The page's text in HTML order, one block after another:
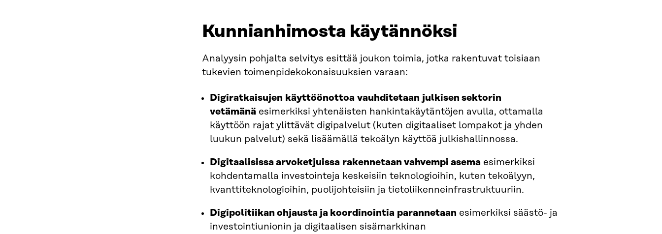
Kunnianhimosta käytännöksi
Analyysin pohjalta selvitys esittää joukon toimia, jotka rakentuvat toisiaan
tukevien toimenpidekokonaisuuksien varaan:
Digiratkaisujen käyttöönottoa vauhditetaan julkisen sektorin
vetämänä esimerkiksi yhtenäisten hankintakäytäntöjen avulla, ottamalla
käyttöön rajat ylittävät digipalvelut (kuten digitaaliset lompakot ja yhden
luukun palvelut) sekä lisäämällä tekoälyn käyttöä julkishallinnossa.
Digitaalisissa arvoketjuissa rakennetaan vahvempi asema esimerkiksi
kohdentamalla investointeja keskeisiin teknologioihin, kuten tekoälyyn,
kvanttiteknologioihin, puolijohteisiin ja tietoliikenneinfrastruktuuriin.
Digipolitiikan ohjausta ja koordinointia parannetaan esimerkiksi säästö- ja
investointiunionin ja digitaalisen sisämarkkinan